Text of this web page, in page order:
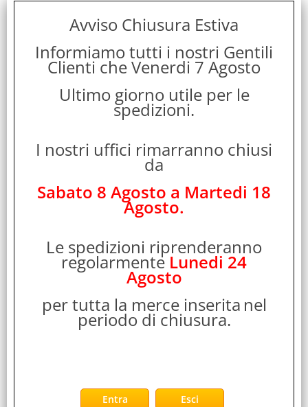
Garanzia:
ITALIA
Cod. EAN:
5016488138222
PS4 Among Us Impostor Ed.Edizione Impostore include: il
gioco base Among Us e tutti gli oggetti del DLC: il Pacchetto
Airship, il Pacchetto skin Polus [...]
Disponibilità:
Non Disponibile
MICROIDIS PS5 SYBERIA THE WORLD BEFORE
Avviso Chiusura Estiva
Informiamo tutti i nostri Gentili
Clienti che Venerdi 7 Agosto
Ultimo giorno utile per le
spedizioni.
I nostri uffici rimarranno chiusi
da
Sabato 8 Agosto a Martedi 18
Agosto.
Le spedizioni riprenderanno
regolarmente Lunedi 24
Agosto
per tutta la merce inserita nel
periodo di chiusura.